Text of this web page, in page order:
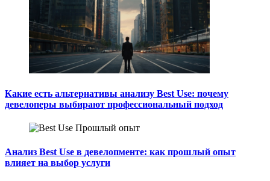
Какие есть альтернативы анализу Best Use: почему
девелоперы выбирают профессиональный подход
Анализ Best Use в девелопменте: как прошлый опыт
влияет на выбор услуги